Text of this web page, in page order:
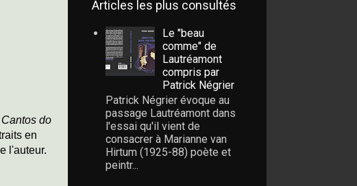
Cantos do
en
l'auteur.
Articles les plus consultés
Le "beau
comme" de
Lautréamont
compris par
Patrick Négrier
Patrick Négrier évoque au
passage Lautréamont dans
l'essai qu'il vient de
consacrer à Marianne van
Hirtum (1925-88) poète et
peintr...